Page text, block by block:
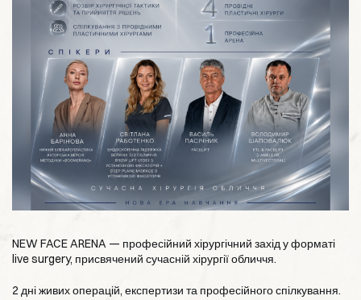
NEW FACE ARENA — професійний хірургічний захід у форматі
live surgery, присвячений сучасній хірургії обличчя.
2 дні живих операцій, експертизи та професійного спілкування.